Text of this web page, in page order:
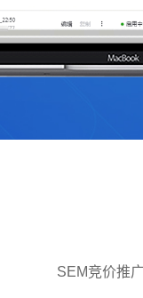
SEM竞价推